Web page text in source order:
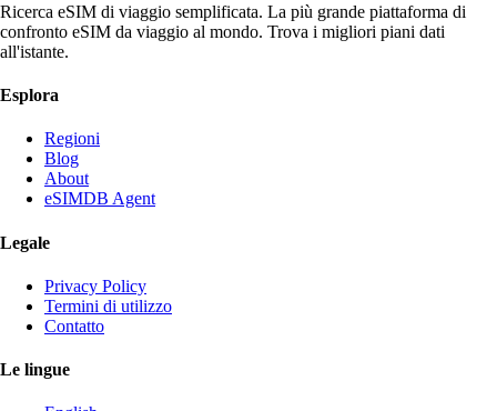
Ricerca eSIM di viaggio semplificata. La più grande piattaforma di
confronto eSIM da viaggio al mondo. Trova i migliori piani dati
all'istante.
Esplora
Regioni
Blog
About
eSIMDB Agent
Legale
Privacy Policy
Termini di utilizzo
Contatto
Le lingue